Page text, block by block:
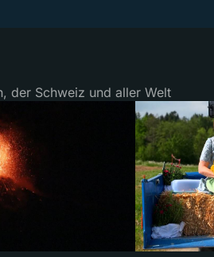
der Schweiz und aller Welt